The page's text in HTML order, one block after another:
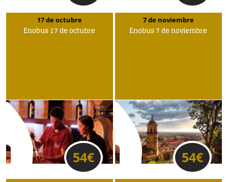
17 de octubre
Enobus 17 de octubre
54€
7 de noviembre
Enobus 7 de noviembre
54€